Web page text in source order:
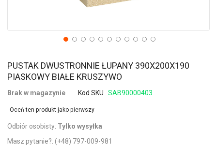
PUSTAK DWUSTRONNIE ŁUPANY 390X200X190
PIASKOWY BIAŁE KRUSZYWO
Brak w magazynie Kod SKU SAB90000403
Oceń ten produkt jako pierwszy
Odbiór osobisty: Tylko wysyłka
Masz pytanie?: (+48) 797-009-981